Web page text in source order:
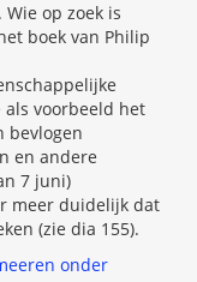
op zoek is
boek van Philip
als voorbeeld het
bevlogen
en andere
7 juni)
meer duidelijk dat
(zie dia 155).
onder